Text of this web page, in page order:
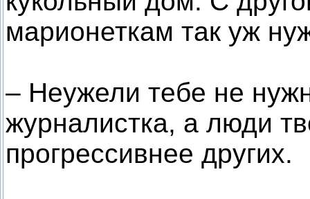
марионеткам так уж
– Неужели тебе не
журналистка, а люди
прогрессивнее других.